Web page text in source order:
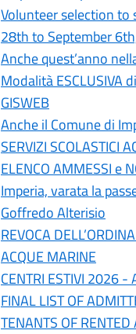
Volunteer selection to
28th to September
Anche quest’anno
Modalità ESCLUSIVA
GISWEB
Anche il Comune di
SERVIZI SCOLASTICI
ELENCO AMMESSI e
Imperia, varata la
Goffredo Alterisio
REVOCA
ACQUE MARINE
CENTRI ESTIVI 2026 -
FINAL LIST OF
TENANTS OF